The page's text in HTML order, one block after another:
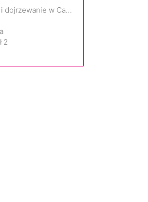
Miłość, śmierć i dojrzewanie w Camp Miasma
2